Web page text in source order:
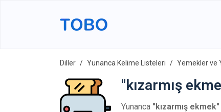
Diller Yunanca Kelime Listeleri Yemekler ve
"kızarmış
Yunanca "kızarmış ekmek"